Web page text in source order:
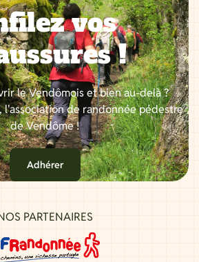
vos
!
le Vendômois et bien au-delà ?
l'association de randonnée pédestre
de Vendôme !
Adhérer
PARTENAIRES